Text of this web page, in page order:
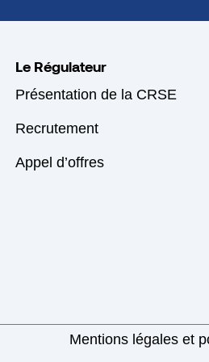
Le Régulateur
Présentation de la CRSE
Recrutement
Appel d’offres
Mentions légales et